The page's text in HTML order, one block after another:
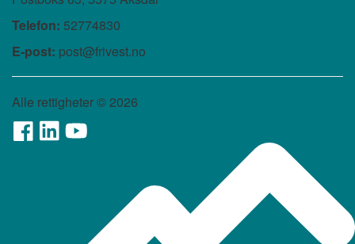
Telefon: 52774830
E-post: post@frivest.no
Alle rettigheter ©2026